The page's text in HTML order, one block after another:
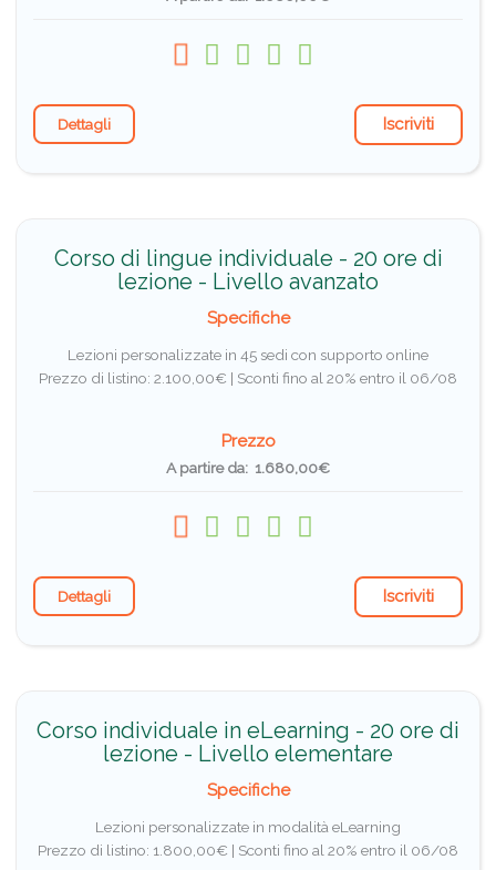
Dettagli Iscriviti
Corso di lingue individuale - 20 ore di
lezione - Livello avanzato
Specifiche
Lezioni personalizzate in 45 sedi con supporto online
Prezzo di listino: 2.100,00€ | Sconti fino al 20% entro il 06/08
Prezzo
A partire da: 1.680,00€
Dettagli Iscriviti
Corso individuale in eLearning - 20 ore di
lezione - Livello elementare
Specifiche
Lezioni personalizzate in modalità eLearning
Prezzo di listino: 1.800,00€ | Sconti fino al 20% entro il 06/08